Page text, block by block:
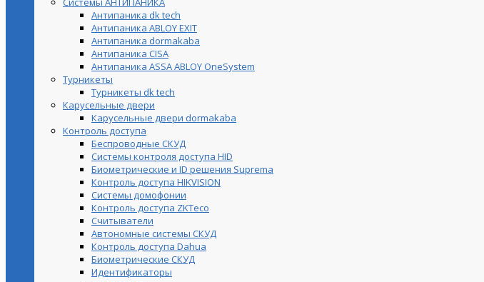
Антипаника dk tech
Антипаника ABLOY EXIT
Антипаника dormakaba
Антипаника СISA
Антипаника ASSA ABLOY OneSystem
Турникеты
Турникеты dk tech
Карусельные двери
Карусельные двери dormakaba
Контроль доступа
Беспроводные СКУД
Системы контроля доступа HID
Биометрические и ID решения Suprema
Контроль доступа HIKVISION
Системы домофонии
Контроль доступа ZKTeco
Считыватели
Автономные системы СКУД
Контроль доступа Dahua
Биометрические СКУД
Идентификаторы